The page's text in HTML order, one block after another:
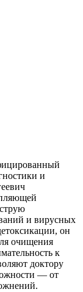
и
и вирусных
он
очищения
к
доктору
— от